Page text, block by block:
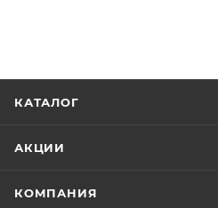
КАТАЛОГ
АКЦИИ
КОМПАНИЯ